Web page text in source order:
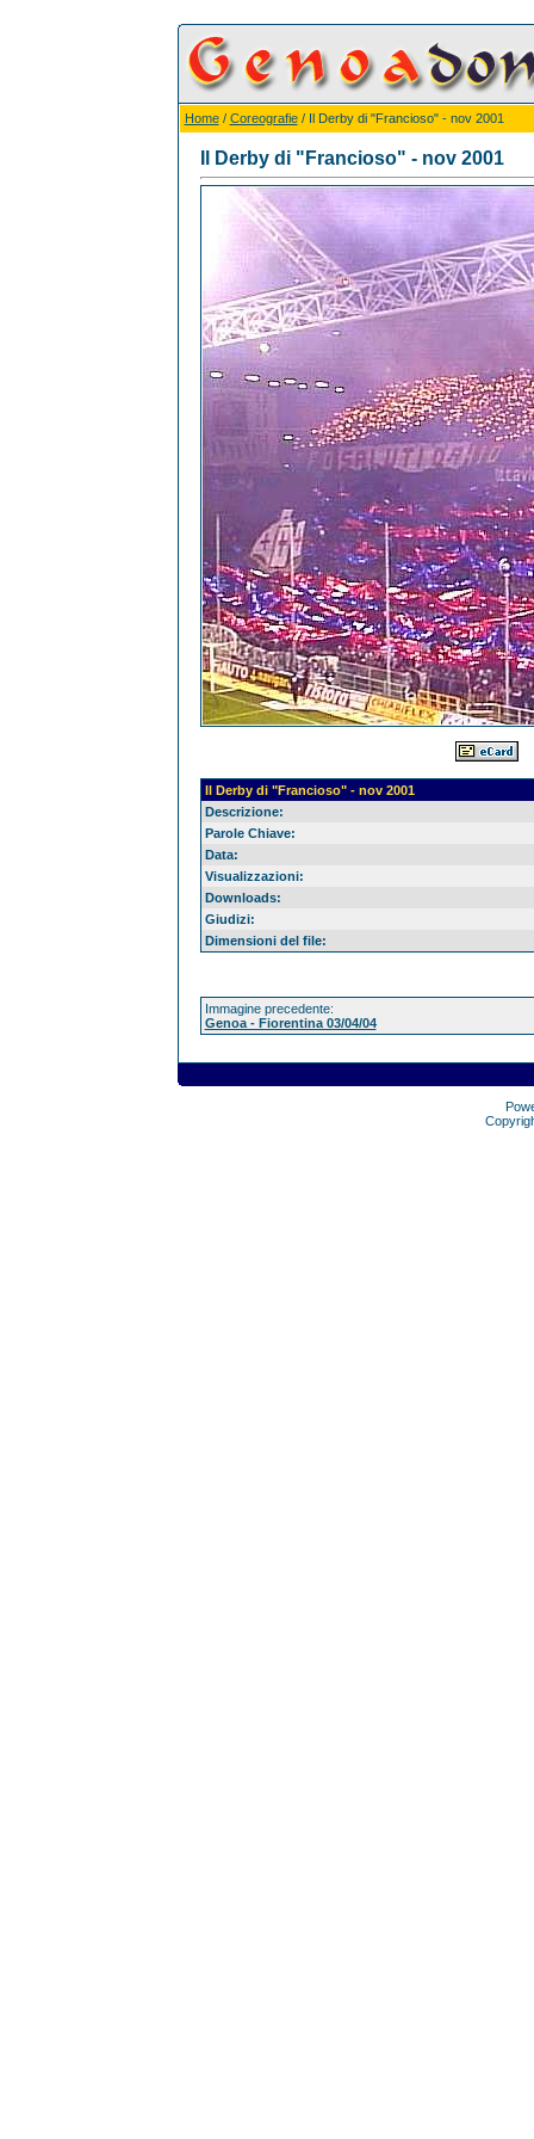
Home/ Coreografie/ Il Derby di "Francioso" - nov 2001
Il Derby di "Francioso" - nov 2001
Il Derby di "Francioso" - nov 2001
Descrizione:
Parole Chiave:
Data:
Visualizzazioni:
Downloads:
Giudizi:
Dimensioni del file:
Immagine precedente:
Genoa - Fiorentina 03/04/04